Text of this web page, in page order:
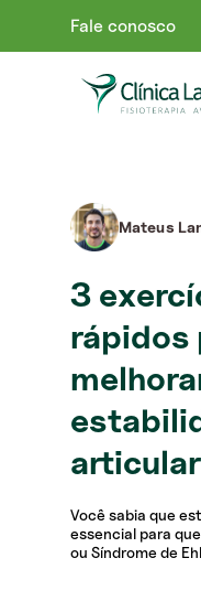
Fale conosco
Mateus
3
rápidos
articular
Você sabia que
essencial para
ou Síndrome de